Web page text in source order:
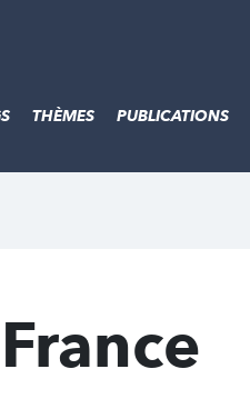
THÈMES PUBLICATIONS